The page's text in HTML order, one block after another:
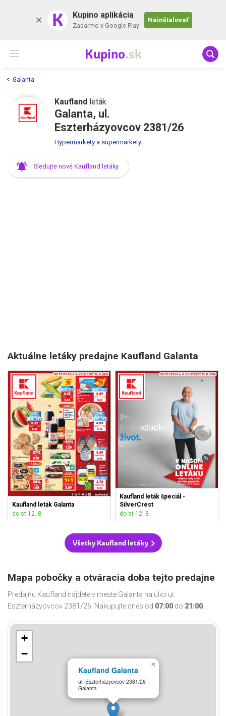
K Kupino aplikácia
Zadarmo v Google Play
Nainštalovať
Kupino.sk
Galanta
Kaufland leták
Galanta, ul.
Eszterházyovcov 2381/26
Hypermarkety a supermarkety
Sledujte nové Kaufland letáky
Aktuálne letáky predajne Kaufland Galanta
Kaufland leták Galanta
do st 12. 8.
Kaufland leták špeciál -
SilverCrest
do st 12. 8.
Všetky Kaufland letáky
Mapa pobočky a otváracia doba tejto predajne
Predajňu Kaufland nájdete v meste Galanta na ulici ul.
Eszterházyovcov 2381/26. Nakupujte dnes od 07:00 do 21:00
Kaufland Galanta
ul. Eszterházyovcov 2381/26
Galanta
×
+
−